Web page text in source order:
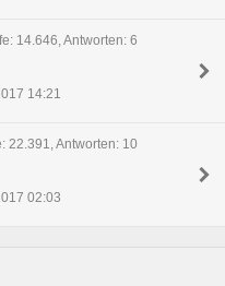
14.646, Antworten: 6
14:21
22.391, Antworten: 10
02:03